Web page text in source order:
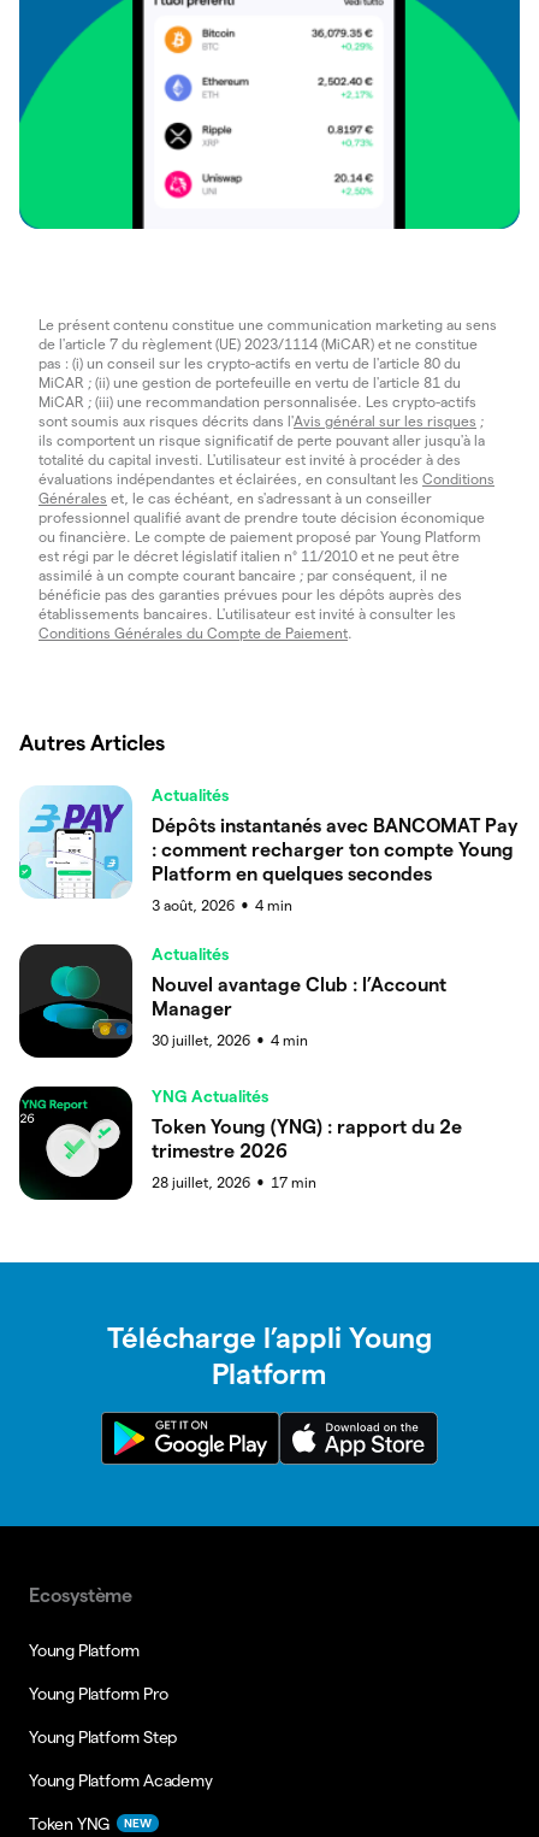
Le présent contenu constitue une communication marketing au sens
de l'article 7 du règlement (UE) 2023/1114 (MiCAR) et ne constitue
pas : (i) un conseil sur les crypto-actifs en vertu de l'article 80 du
MiCAR ; (ii) une gestion de portefeuille en vertu de l'article 81 du
MiCAR ; (iii) une recommandation personnalisée. Les crypto-actifs
sont soumis aux risques décrits dans l'Avis général sur les risques ;
ils comportent un risque significatif de perte pouvant aller jusqu'à la
totalité du capital investi. L'utilisateur est invité à procéder à des
évaluations indépendantes et éclairées, en consultant les Conditions
Générales et, le cas échéant, en s'adressant à un conseiller
professionnel qualifié avant de prendre toute décision économique
ou financière. Le compte de paiement proposé par Young Platform
est régi par le décret législatif italien n° 11/2010 et ne peut être
assimilé à un compte courant bancaire ; par conséquent, il ne
bénéficie pas des garanties prévues pour les dépôts auprès des
établissements bancaires. L'utilisateur est invité à consulter les
Conditions Générales du Compte de Paiement
Autres Articles
Actualités
Dépôts instantanés avec BANCOMAT Pay
: comment recharger ton compte Young
Platform en quelques secondes
3 août, 2026 ● 4 min
Actualités
Nouvel avantage Club : l’Account
Manager
30 juillet, 2026 ● 4 min
YNG Actualités
Token Young (YNG) : rapport du 2e
trimestre 2026
28 juillet, 2026 ● 17 min
Télécharge l’appli Young
Platform
Ecosystème
Young Platform
Young Platform Pro
Young Platform Step
Young Platform Academy
Token YNG NEW